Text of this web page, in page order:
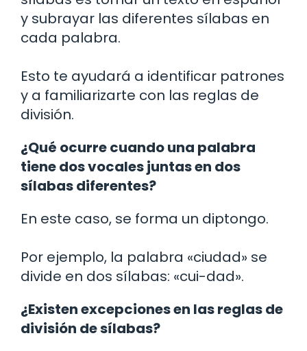
y subrayar las diferentes sílabas en
cada palabra.
Esto te ayudará a identificar patrones
y a familiarizarte con las reglas de
división.
¿Qué ocurre cuando una palabra
tiene dos vocales juntas en dos
sílabas diferentes?
En este caso, se forma un diptongo.
Por ejemplo, la palabra «ciudad» se
divide en dos sílabas: «cui-dad».
¿Existen excepciones en las reglas de
división de sílabas?